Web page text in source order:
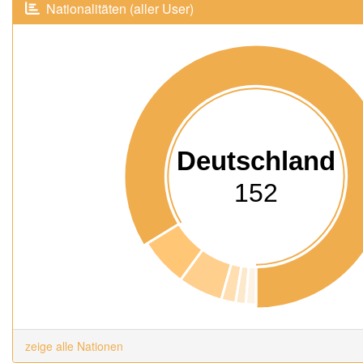
Nationalitäten (aller User)
Deutschland
152
zeige alle Nationen